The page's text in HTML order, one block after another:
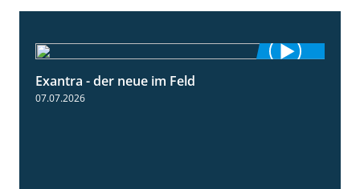
Exantra - der neue im Feld
07.07.2026